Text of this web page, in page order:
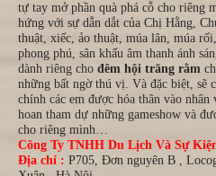
tự tay mở phần quà phá cỗ cho riêng
hứng với sự dẫn dắt của Chị Hằng,
thuật, xiếc, ảo thuật, múa lân, múa
phong phú, sân khấu âm thanh ánh
dành riêng cho đêm hội trăng rằm
những bất ngờ thú vị. Và đặc biệt, sẽ
chính các em được hóa thân vào
hoan tham dự những gameshow và
cho riêng mình…
Công Ty TNHH Du Lịch Và Sự
Địa chỉ : P705, Đơn nguyên B ,